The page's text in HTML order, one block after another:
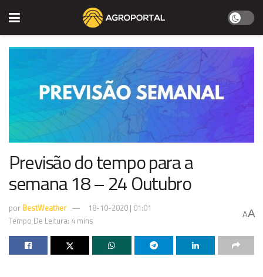
Previsão do tempo para a
semana 18 – 24 Outubro
por BestWeather
18-10-2020 | 01:01
Tempo De Leitura: 4 mins
AA